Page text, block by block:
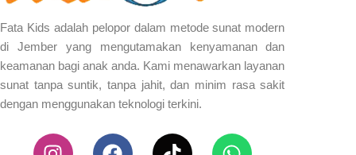
Fata Kids adalah pelopor dalam metode sunat modern
di Jember yang mengutamakan kenyamanan dan
keamanan bagi anak anda. Kami menawarkan layanan
sunat tanpa suntik, tanpa jahit, dan minim rasa sakit
dengan menggunakan teknologi terkini.
I F T W